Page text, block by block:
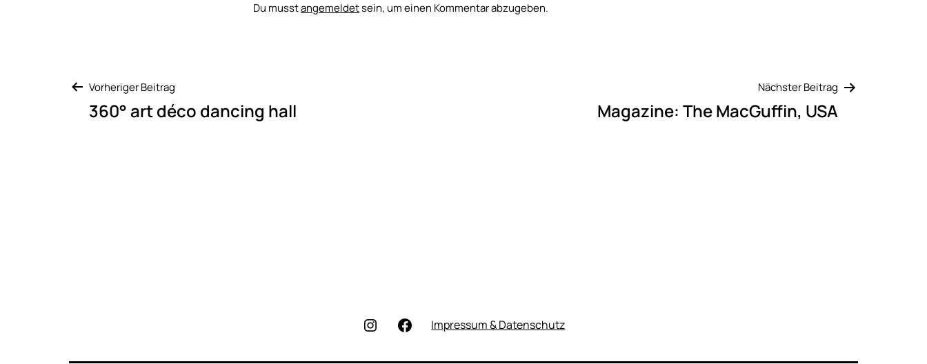
Du musstangemeldetsein, um einen Kommentar abzugeben.
Beitragsnavigation
Vorheriger Beitrag
360° art déco dancing hall
Nächster Beitrag
Magazine: The MacGuffin, USA
InstagramFacebook
Impressum & Datenschutz